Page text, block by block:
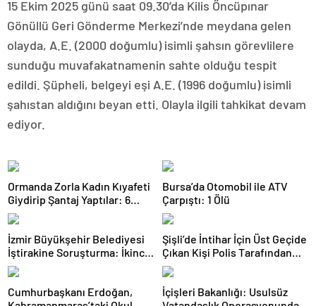
15 Ekim 2025 günü saat 09.30’da Kilis Öncüpınar
Gönüllü Geri Gönderme Merkezi’nde meydana gelen
olayda, A.E. (2000 doğumlu) isimli şahsın görevlilere
sunduğu muvafakatnamenin sahte olduğu tespit
edildi. Şüpheli, belgeyi eşi A.E. (1996 doğumlu) isimli
şahıstan aldığını beyan etti. Olayla ilgili tahkikat devam
ediyor.
Ormanda Zorla Kadın Kıyafeti
Giydirip Şantaj Yaptılar: 6
Gözaltı
Bursa’da Otomobil ile ATV
Çarpıştı: 1 Ölü
İzmir Büyükşehir Belediyesi
İştirakine Soruşturma: İkinci
Dalgada 2 Gözaltı
Şişli’de İntihar İçin Üst Geçide
Çıkan Kişi Polis Tarafından
İkna Edildi
Cumhurbaşkanı Erdoğan,
İçişleri Bakanlığı: Usulsüz